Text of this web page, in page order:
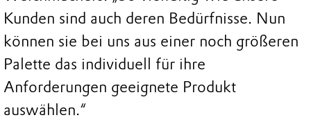
Kunden sind auch deren Bedürfnisse. Nun
können sie bei uns aus einer noch größeren
Palette das individuell für ihre
Anforderungen geeignete Produkt
auswählen.“